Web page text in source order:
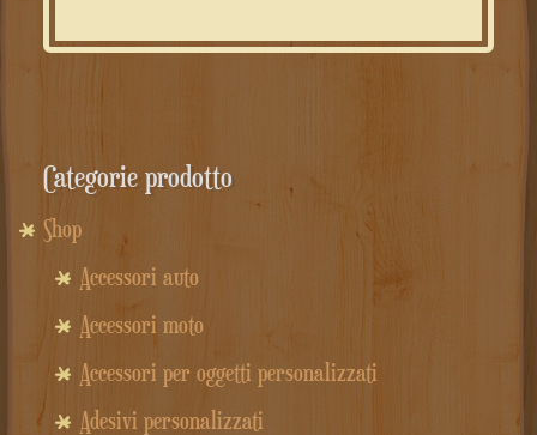
Categorie prodotto
Shop
Accessori auto
Accessori moto
Accessori per oggetti personalizzati
Adesivi personalizzati